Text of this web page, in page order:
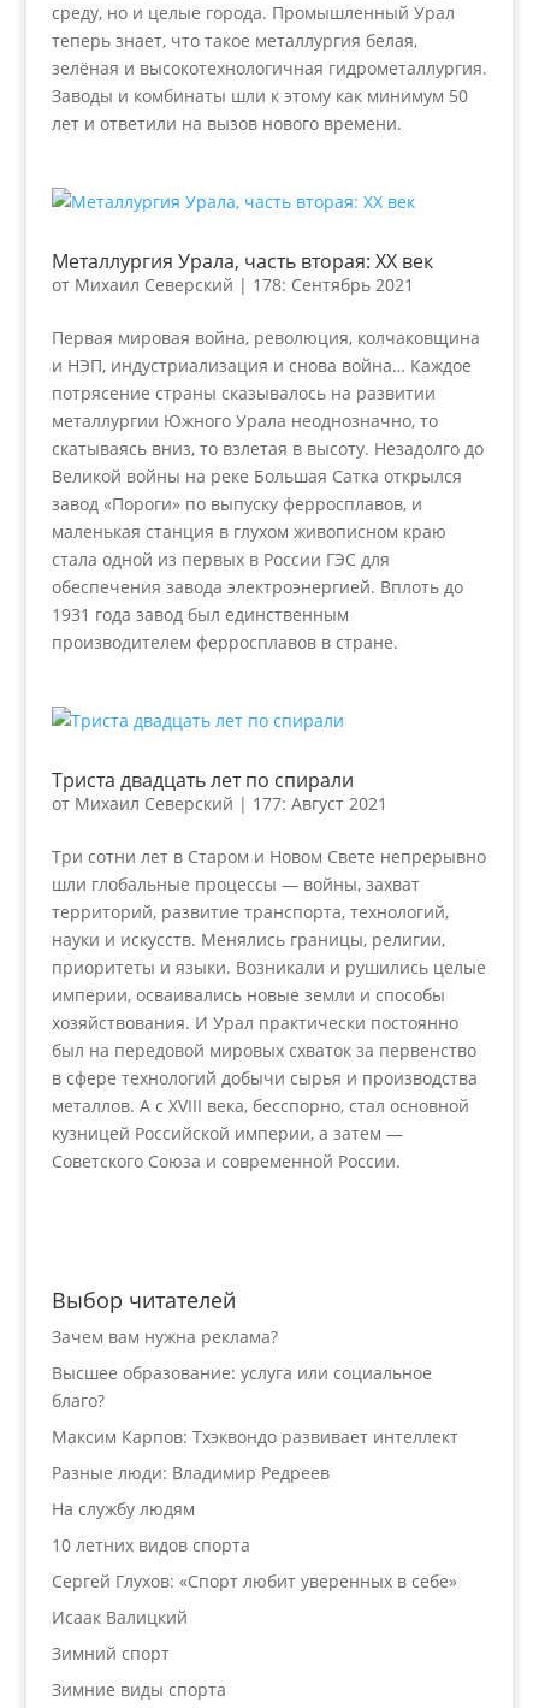
среду, но и целые города. Промышленный Урал
теперь знает, что такое металлургия белая,
зелёная и высокотехнологичная гидрометаллургия.
Заводы и комбинаты шли к этому как минимум 50
лет и ответили на вызов нового времени.
Металлургия Урала, часть вторая: XX век
от Михаил Северский | 178: Сентябрь 2021
Первая мировая война, революция, колчаковщина
и НЭП, индустриализация и снова война… Каждое
потрясение страны сказывалось на развитии
металлургии Южного Урала неоднозначно, то
скатываясь вниз, то взлетая в высоту. Незадолго до
Великой войны на реке Большая Сатка открылся
завод «Пороги» по выпуску ферросплавов, и
маленькая станция в глухом живописном краю
стала одной из первых в России ГЭС для
обеспечения завода электроэнергией. Вплоть до
1931 года завод был единственным
производителем ферросплавов в стране.
Триста двадцать лет по спирали
от Михаил Северский | 177: Август 2021
Три сотни лет в Старом и Новом Свете непрерывно
шли глобальные процессы — войны, захват
территорий, развитие транспорта, технологий,
науки и искусств. Менялись границы, религии,
приоритеты и языки. Возникали и рушились целые
империи, осваивались новые земли и способы
хозяйствования. И Урал практически постоянно
был на передовой мировых схваток за первенство
в сфере технологий добычи сырья и производства
металлов. А с XVIII века, бесспорно, стал основной
кузницей Российской империи, а затем —
Советского Союза и современной России.
Выбор читателей
Зачем вам нужна реклама?
Высшее образование: услуга или социальное
благо?
Максим Карпов: Тхэквондо развивает интеллект
Разные люди: Владимир Редреев
На службу людям
10 летних видов спорта
Сергей Глухов: «Спорт любит уверенных в себе»
Исаак Валицкий
Зимний спорт
Зимние виды спорта